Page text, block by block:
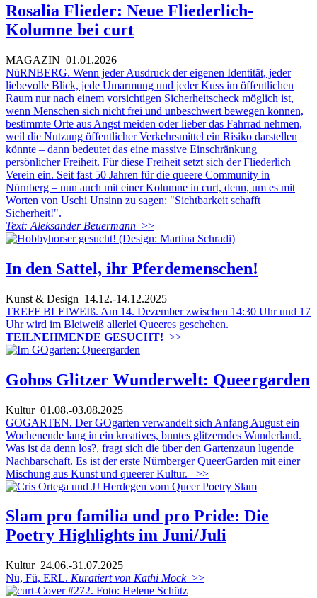
Rosalia Flieder: Neue Fliederlich-
Kolumne bei curt
MAGAZIN 01.01.2026
NüRNBERG. Wenn jeder Ausdruck der eigenen Identität, jeder
liebevolle Blick, jede Umarmung und jeder Kuss im öffentlichen
Raum nur nach einem vorsichtigen Sicherheitscheck möglich ist,
wenn Menschen sich nicht frei und unbeschwert bewegen können,
bestimmte Orte aus Angst meiden oder lieber das Fahrrad nehmen,
weil die Nutzung öffentlicher Verkehrsmittel ein Risiko darstellen
könnte – dann bedeutet das eine massive Einschränkung
persönlicher Freiheit. Für diese Freiheit setzt sich der Fliederlich
Verein ein. Seit fast 50 Jahren für die queere Community in
Nürnberg – nun auch mit einer Kolumne in curt, denn, um es mit
Worten von Uschi Unsinn zu sagen: "Sichtbarkeit schafft
Sicherheit!".
Text: Aleksander Beuermann >>
In den Sattel, ihr Pferdemenschen!
Kunst & Design 14.12.-14.12.2025
TREFF BLEIWEIß. Am 14. Dezember zwischen 14:30 Uhr und 17
Uhr wird im Bleiweiß allerlei Queeres geschehen.
TEILNEHMENDE GESUCHT! >>
Gohos Glitzer Wunderwelt: Queergarden
Kultur01.08.-03.08.2025
GOGARTEN. Der GOgarten verwandelt sich Anfang August ein
Wochenende lang in ein kreatives, buntes glitzerndes Wunderland.
Was ist da denn los?, fragt sich die über den Gartenzaun lugende
Nachbarschaft. Es ist der erste Nürnberger QueerGarden mit einer
Mischung aus Kunst und queerer Kultur.
>>
Slam pro familia und pro Pride: Die
Poetry Highlights im Juni/Juli
Kultur24.06.-31.07.2025
Nü, Fü, ERL. Kuratiert von Kathi Mock>>